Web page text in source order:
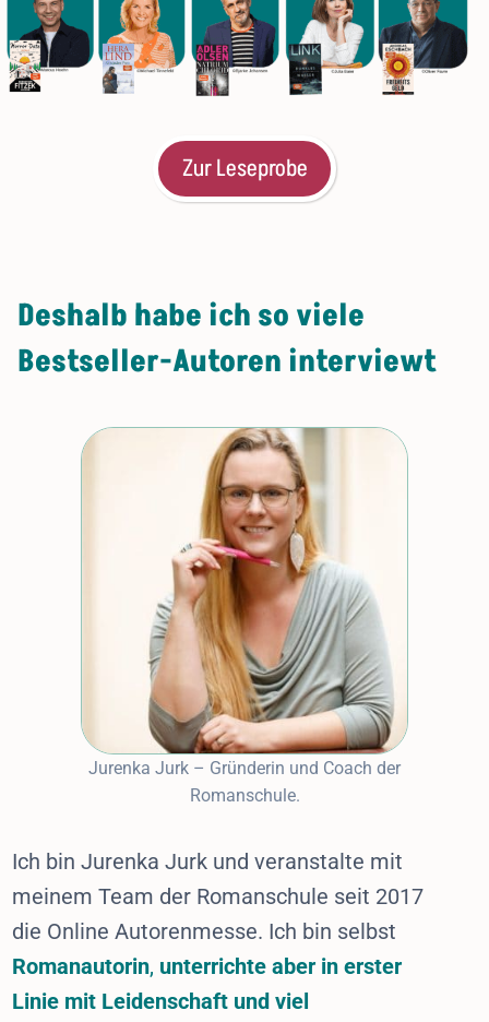
Zur Leseprobe
​Deshalb habe ich so viele
Bestseller-Autoren interviewt
Jurenka Jurk – Gründerin und Coach der
Romanschule.
Ich bin Jurenka Jurk und veranstalte mit
meinem Team der Romanschule seit 2017
die Online Autorenmesse. Ich bin selbst
Romanautorin, unterrichte aber in erster
Linie mit Leidenschaft und viel